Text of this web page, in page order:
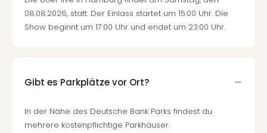
08.08.2026, statt. Der Einlass startet um 15:00 Uhr. Die
Show beginnt um 17:00 Uhr und endet um 23:00 Uhr.
Gibt es Parkplätze vor Ort?
In der Nähe des Deutsche Bank Parks findest du
mehrere kostenpflichtige Parkhäuser.